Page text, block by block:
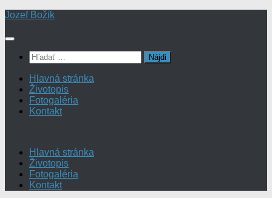
Preskočiť
obsah
Jozef Božik
Hľadať:
Hlavná stránka
Životopis
Fotogaléria
Kontakt
Hlavná stránka
Životopis
Fotogaléria
Kontakt